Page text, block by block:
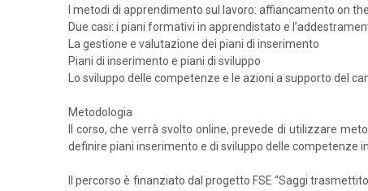
I metodi di apprendimento sul lavoro: affiancamento on
Due casi: i piani formativi in apprendistato e
La gestione e valutazione dei piani di inserimento
Piani di inserimento e piani di sviluppo
Lo sviluppo delle competenze e le azioni a supporto del
Metodologia
Il corso, che verrà svolto online, prevede di utilizzare
definire piani inserimento e di sviluppo delle competenze
Il percorso è finanziato dal progetto FSE “Saggi